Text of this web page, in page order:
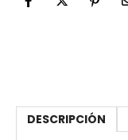
DESCRIPCIÓN